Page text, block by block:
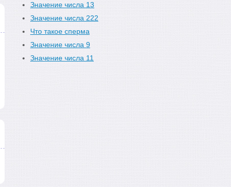
Значение числа 13
Значение числа 222
Что такое сперма
Значение числа 9
Значение числа 11